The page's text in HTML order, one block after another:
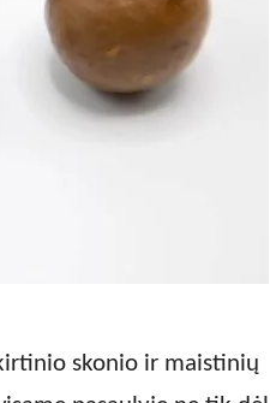
skonio ir maistinių